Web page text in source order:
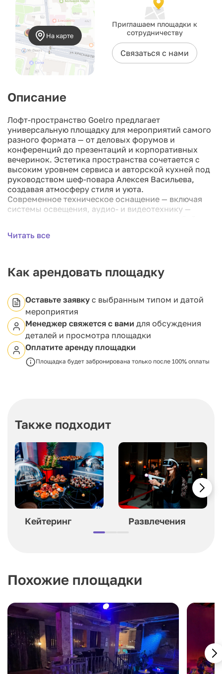
На карте
Приглашаем площадки к
сотрудничеству
Связаться с нами
Описание
Лофт-пространство Goelro предлагает
универсальную площадку для мероприятий самого
разного формата — от деловых форумов и
конференций до презентаций и корпоративных
вечеринок. Эстетика пространства сочетается с
высоким уровнем сервиса и авторской кухней под
руководством шеф-повара Алексея Васильева,
создавая атмосферу стиля и уюта.
Современное техническое оснащение — включая
системы освещения, аудио- и видеотехнику —
несколько залов различной вместимости:
Ampere Hall — до 200 гостей
Ohm Hall — до 100 гостей
Maxwell Hall — до 150 гостей
Каждое помещение оформлено в уникальном
стиле, что позволяет подобрать идеальное решение
под конкретный формат события.
Читать все
Как арендовать площадку
Оставьте заявку с выбранным типом и датой
мероприятия
Менеджер свяжется с вами для обсуждения
деталей и просмотра площадки
Оплатите аренду площадки
Площадка будет забронирована только после 100% оплаты
Также подходит
Кейтеринг Развлечения
Похожие площадки